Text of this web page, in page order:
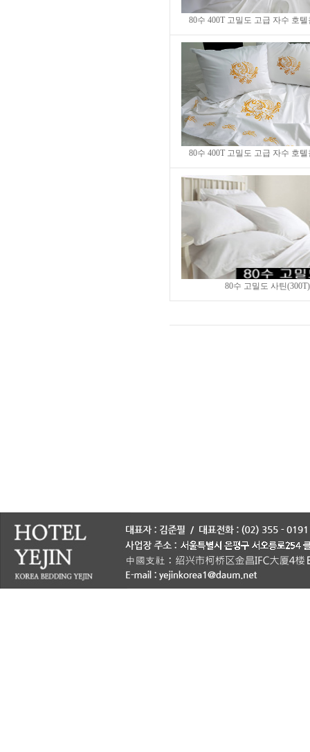
80수 400T 고밀도 고급 자수 호
80수 400T 고밀도 고급 자수 호
80수 고밀도 사틴(300T)